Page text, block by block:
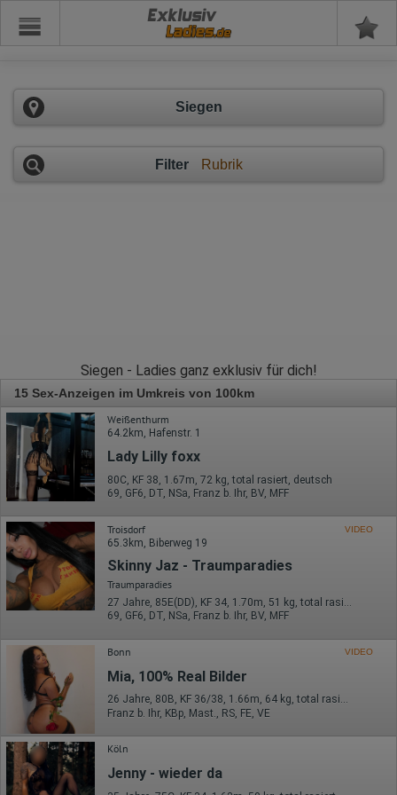
Exklusiv
Siegen
Filter Rubrik
Siegen - Ladies ganz exklusiv für dich!
15 Sex-Anzeigen im Umkreis von 100km
Weißenthurm
64.2km, Hafenstr. 1
Lady Lilly foxx
80C, KF 38, 1.67m, 72 kg, total rasiert, deutsch
69, GF6, DT, NSa, Franz b. Ihr, BV, MFF
Troisdorf VIDEO
65.3km, Biberweg 19
Skinny Jaz - Traumparadies
Traumparadies
27 Jahre, 85E(DD), KF 34, 1.70m, 51 kg, total rasiert, deutsch
69, GF6, DT, NSa, Franz b. Ihr, BV, MFF
Bonn VIDEO
Mia, 100% Real Bilder
26 Jahre, 80B, KF 36/38, 1.66m, 64 kg, total rasiert, Latina
Franz b. Ihr, KBp, Mast., RS, FE, VE
Köln
Jenny - wieder da